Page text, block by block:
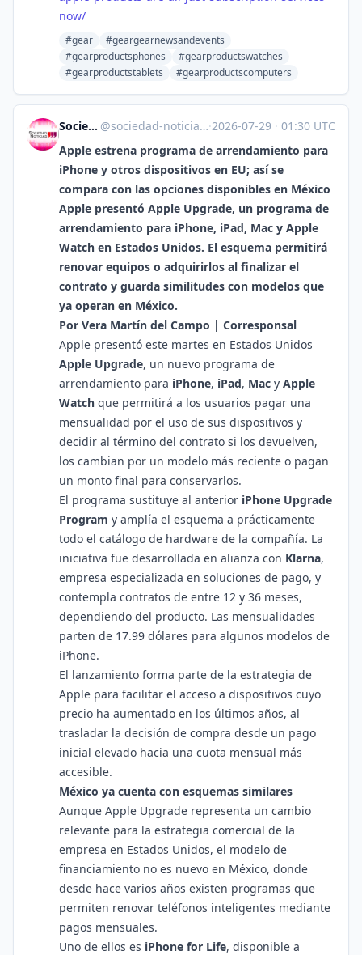
now/
#gear
#geargearnewsandevents
#gearproductsphones
#gearproductswatches
#gearproductstablets
#gearproductscomputers
Sociedad Noticias @sociedad-noticias.com@sociedad-noticias.com ·2026-07-29 · 01:30 UTC
Apple estrena programa de arrendamiento para
iPhone y otros dispositivos en EU; así se
compara con las opciones disponibles en México
Apple presentó Apple Upgrade, un programa de
arrendamiento para iPhone, iPad, Mac y Apple
Watch en Estados Unidos. El esquema permitirá
renovar equipos o adquirirlos al finalizar el
contrato y guarda similitudes con modelos que
ya operan en México.
Por Vera Martín del Campo | Corresponsal
Apple presentó este martes en Estados Unidos
Apple Upgrade, un nuevo programa de
arrendamiento para iPhone, iPad, Mac y Apple
Watch que permitirá a los usuarios pagar una
mensualidad por el uso de sus dispositivos y
decidir al término del contrato si los devuelven,
los cambian por un modelo más reciente o pagan
un monto final para conservarlos.
El programa sustituye al anterior iPhone Upgrade
Program y amplía el esquema a prácticamente
todo el catálogo de hardware de la compañía. La
iniciativa fue desarrollada en alianza con Klarna,
empresa especializada en soluciones de pago, y
contempla contratos de entre 12 y 36 meses,
dependiendo del producto. Las mensualidades
parten de 17.99 dólares para algunos modelos de
iPhone.
El lanzamiento forma parte de la estrategia de
Apple para facilitar el acceso a dispositivos cuyo
precio ha aumentado en los últimos años, al
trasladar la decisión de compra desde un pago
inicial elevado hacia una cuota mensual más
accesible.
México ya cuenta con esquemas similares
Aunque Apple Upgrade representa un cambio
relevante para la estrategia comercial de la
empresa en Estados Unidos, el modelo de
financiamiento no es nuevo en México, donde
desde hace varios años existen programas que
permiten renovar teléfonos inteligentes mediante
pagos mensuales.
Uno de ellos es iPhone for Life, disponible a